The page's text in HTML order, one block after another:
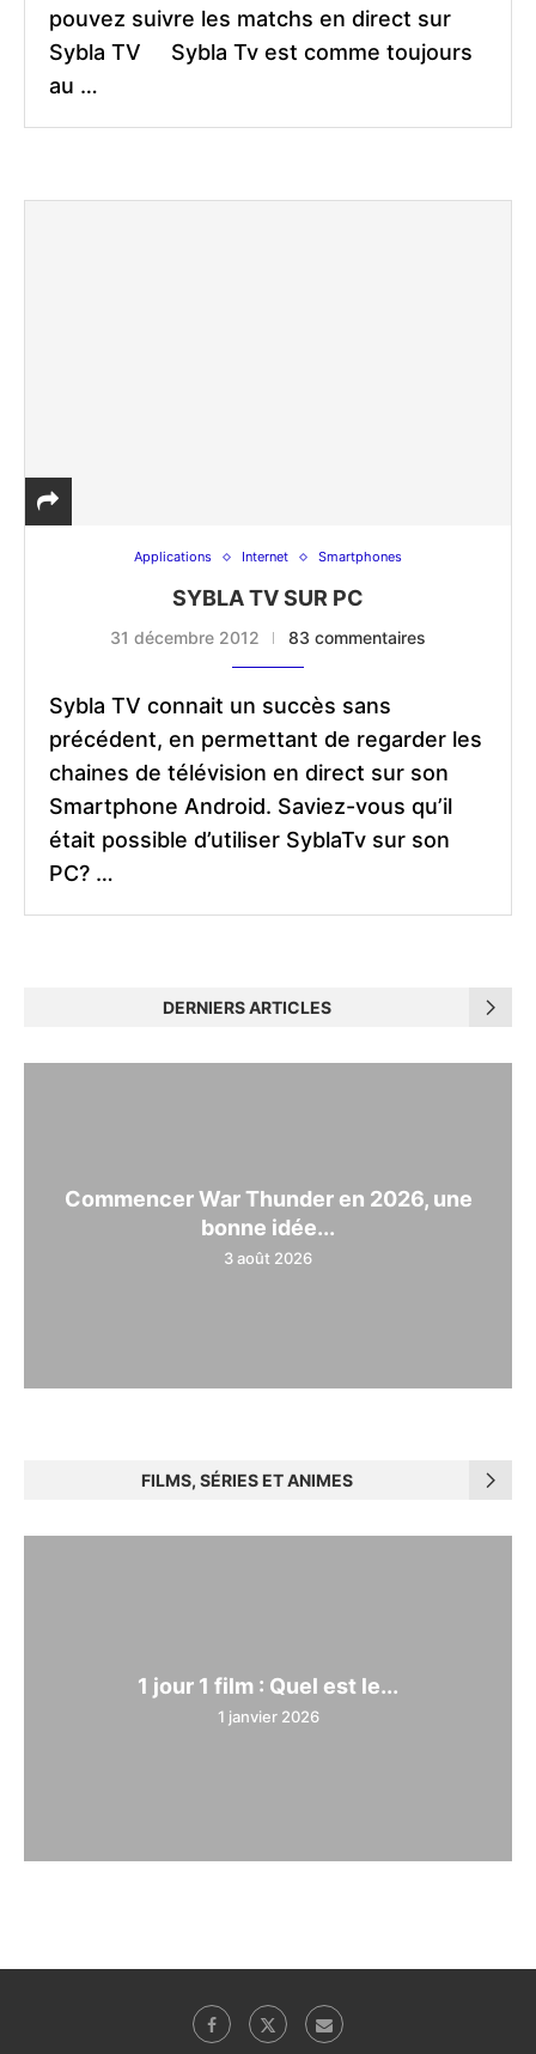
pouvez suivre les matchs en direct sur
Sybla TV Sybla Tv est comme toujours
au …
Applications Internet Smartphones
SYBLA TV SUR PC
31 décembre 2012 83 commentaires
Sybla TV connait un succès sans
précédent, en permettant de regarder les
chaines de télévision en direct sur son
Smartphone Android. Saviez-vous qu’il
était possible d’utiliser SyblaTv sur son
PC? …
DERNIERS ARTICLES
Commencer War Thunder en 2026, une
bonne idée...
3 août 2026
FILMS, SÉRIES ET ANIMES
1 jour 1 film : Quel est le...
1 janvier 2026